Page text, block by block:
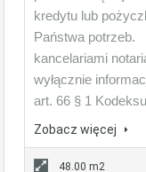
kredytu lub
Państwa potrzeb.
kancelariami
wyłącznie
art. 66 § 1
Zobacz więcej
48.00 m2